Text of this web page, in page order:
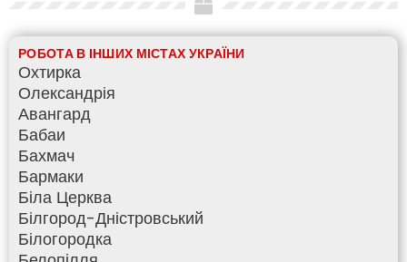
РОБОТА В ІНШИХ МІСТАХ УКРАЇНИ
Охтирка
Олександрія
Авангард
Бабаи
Бахмач
Бармаки
Біла Церква
Білгород-Дністровський
Білогородка